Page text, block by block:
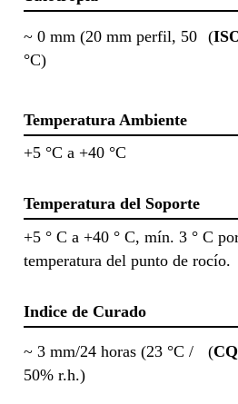
~ 0 mm (20 mm perfil, 50
°C)
(
Temperatura Ambiente
+5 °C a +40 °C
Temperatura del Soporte
+5 ° C a +40 ° C, mín. 3 ° C
temperatura del punto de rocío.
Indice de Curado
~ 3 mm/24 horas (23 °C /
50% r.h.)
(